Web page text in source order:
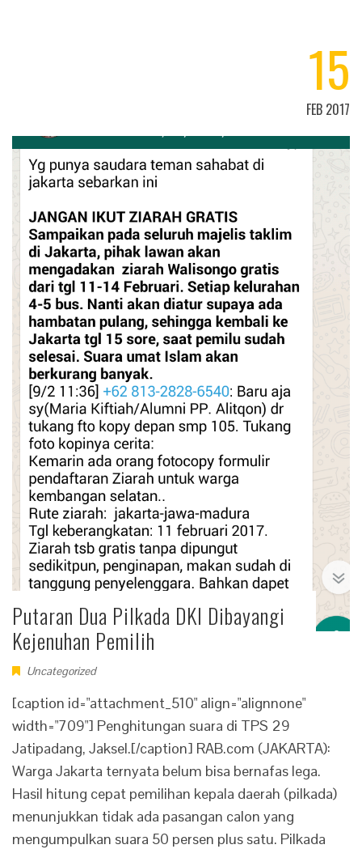
15
FEB 2017
Putaran Dua Pilkada DKI Dibayangi
Kejenuhan Pemilih
Uncategorized
[caption id="attachment_510" align="alignnone"
width="709"] Penghitungan suara di TPS 29
Jatipadang, Jaksel.[/caption] RAB.com (JAKARTA):
Warga Jakarta ternyata belum bisa bernafas lega.
Hasil hitung cepat pemilihan kepala daerah (pilkada)
menunjukkan tidak ada pasangan calon yang
mengumpulkan suara 50 persen plus satu. Pilkada